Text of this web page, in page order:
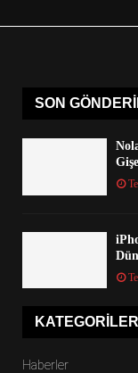
SON
KATEGORILER
Haberler